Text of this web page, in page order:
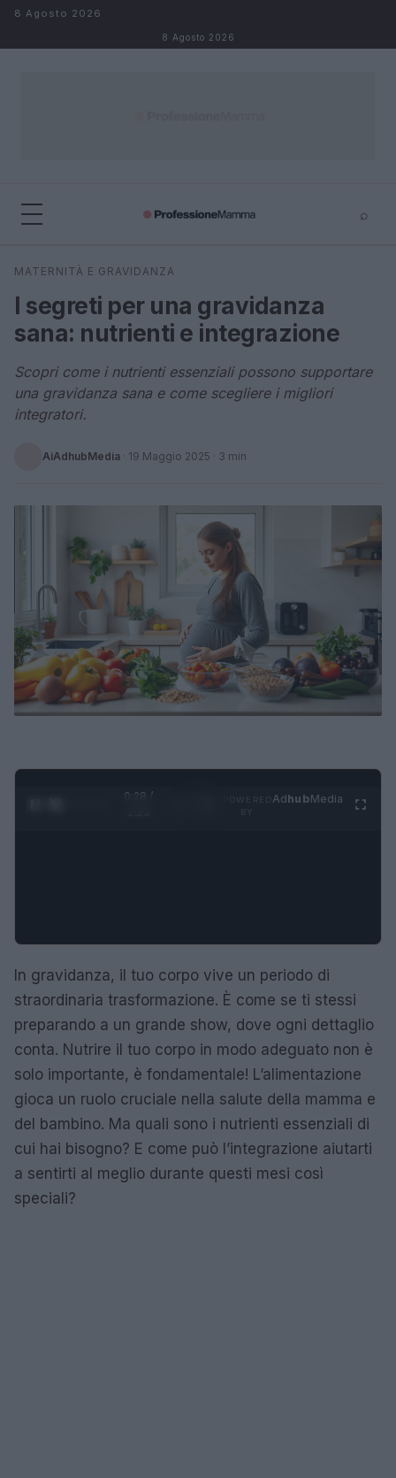
Salta al contenuto
8 Agosto 2026
8 Agosto 2026
⌕
Cerca
MATERNITÀ E GRAVIDANZA
I segreti per una gravidanza
sana: nutrienti e integrazione
Scopri come i nutrienti essenziali possono supportare
una gravidanza sana e come scegliere i migliori
integratori.
AiAdhubMedia · 19 Maggio 2025 · 3 min
0:29 /
AdhubMedia
In gravidanza, il tuo corpo vive un periodo di
straordinaria trasformazione. È come se ti stessi
preparando a un grande show, dove ogni dettaglio
conta. Nutrire il tuo corpo in modo adeguato non è
solo importante, è fondamentale! L’alimentazione
gioca un ruolo cruciale nella salute della mamma e
del bambino. Ma quali sono i nutrienti essenziali di
cui hai bisogno? E come può l’integrazione aiutarti
a sentirti al meglio durante questi mesi così
speciali?